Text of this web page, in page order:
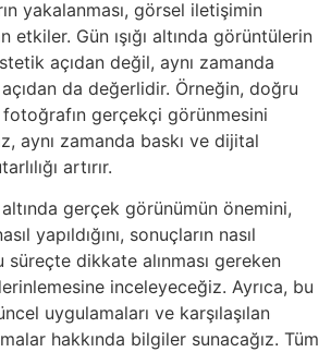
yakalanması, görsel iletişimin
etkiler. Gün ışığı altında görüntülerin
açıdan değil, aynı zamanda
da değerlidir. Örneğin, doğru
gerçekçi görünmesini
aynı zamanda baskı ve dijital
artırır.
altında gerçek görünümün önemini,
yapıldığını, sonuçların nasıl
süreçte dikkate alınması gereken
inceleyeceğiz. Ayrıca, bu
uygulamaları ve karşılaşılan
hakkında bilgiler sunacağız. Tüm